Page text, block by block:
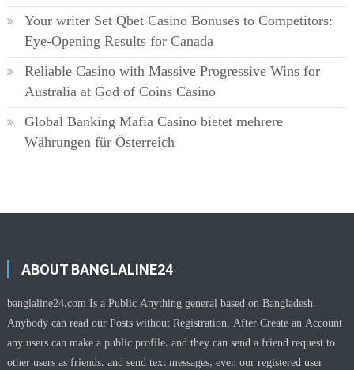
Your writer Set Qbet Casino Bonuses to Competitors:
Eye-Opening Results for Canada
Reliable Casino with Massive Progressive Wins for
Australia at God of Coins Casino
Global Banking Mafia Casino bietet mehrere
Währungen für Österreich
ABOUT BANGLALINE24
banglaline24.com Is a Public Anything general based on Bangladesh.
Anybody can read our Posts without Registration. After Create an Account
any users can make a public profile. and they can send a friend request to
other users as friends. and send text messages, even our registered user